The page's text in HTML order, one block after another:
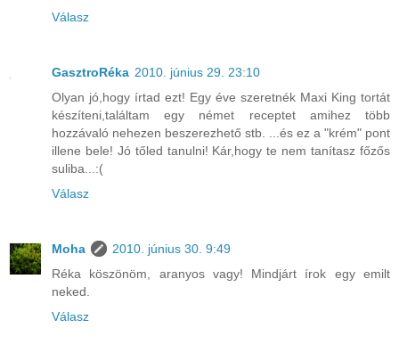
Válasz
GasztroRéka 2010. június 29. 23:10
Olyan jó,hogy írtad ezt! Egy éve szeretnék Maxi King tortát
készíteni,találtam egy német receptet amihez több
hozzávaló nehezen beszerezhető stb. ...és ez a "krém" pont
illene bele! Jó tőled tanulni! Kár,hogy te nem tanítasz főzős
suliba...:(
Válasz
Moha
2010. június 30. 9:49
Réka köszönöm, aranyos vagy! Mindjárt írok egy emilt
neked.
Válasz